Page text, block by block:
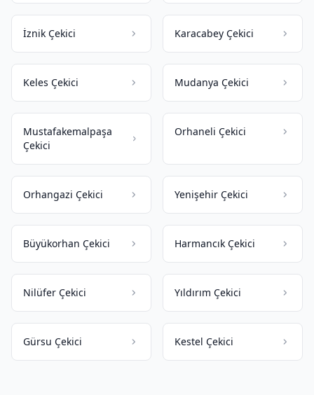
İznik Çekici Karacabey Çekici
Keles Çekici Mudanya Çekici
Mustafakemalpaşa
Çekici
Orhaneli Çekici
Orhangazi Çekici Yenişehir Çekici
Büyükorhan Çekici Harmancık Çekici
Nilüfer Çekici Yıldırım Çekici
Gürsu Çekici Kestel Çekici